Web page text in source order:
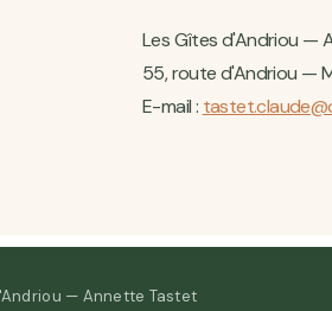
Les Gîtes d'Andriou —
55, route d'Andriou —
E-mail :
— Annette Tastet